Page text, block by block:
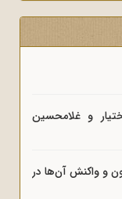
و غلامحسین
و واکنش آن‌ها در